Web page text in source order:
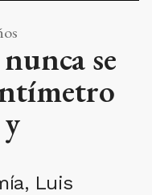
se
Luis